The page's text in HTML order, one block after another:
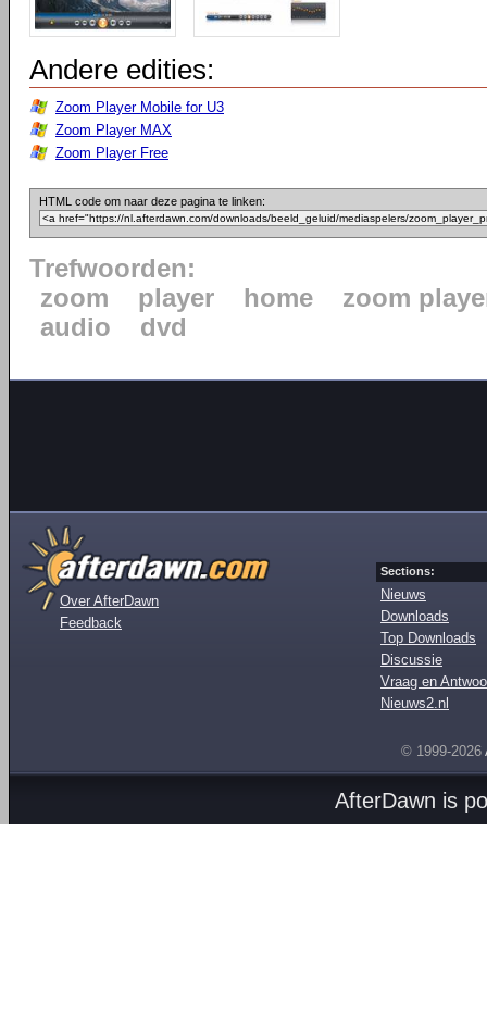
Andere edities:
Zoom Player Mobile for U3
Zoom Player MAX
Zoom Player Free
HTML code om naar deze pagina te linken:
Trefwoorden:
zoom
player home
zoom
audio
dvd
Over AfterDawn
Feedback
Sections:
Nieuws
Downloads
Top Downloads
Discussie
Vraag en
Nieuws2.nl
© 1999-2026
AfterDawn is